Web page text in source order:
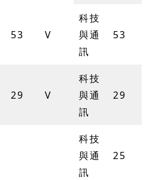
53 V
科技
與通
訊
53
29 V
科技
與通
訊
29
科技
與通
訊
25